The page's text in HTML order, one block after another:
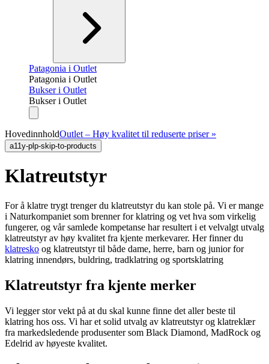
Patagonia i Outlet
Patagonia i Outlet
Bukser i Outlet
Bukser i Outlet
HovedinnholdOutlet – Høy kvalitet til reduserte priser »
a11y-plp-skip-to-products
Klatreutstyr
For å klatre trygt trenger du klatreutstyr du kan stole på. Vi er mange
i Naturkompaniet som brenner for klatring og vet hva som virkelig
fungerer, og vår samlede kompetanse har resultert i et velvalgt utvalg
klatreutstyr av høy kvalitet fra kjente merkevarer. Her finner du
klatresko og klatreutstyr til både dame, herre, barn og junior for
klatring innendørs, buldring, tradklatring og sportsklatring
Klatreutstyr fra kjente merker
Vi legger stor vekt på at du skal kunne finne det aller beste til
klatring hos oss. Vi har et solid utvalg av klatreutstyr og klatreklær
fra markedsledende produsenter som Black Diamond, MadRock og
Edelrid av høyeste kvalitet.